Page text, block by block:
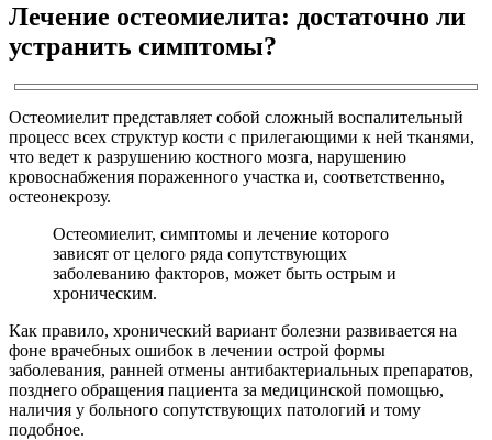
Лечение остеомиелита: достаточно ли
устранить симптомы?
Остеомиелит представляет собой сложный воспалительный
процесс всех структур кости с прилегающими к ней тканями,
что ведет к разрушению костного мозга, нарушению
кровоснабжения пораженного участка и, соответственно,
остеонекрозу.
Остеомиелит, симптомы и лечение которого
зависят от целого ряда сопутствующих
заболеванию факторов, может быть острым и
хроническим.
Как правило, хронический вариант болезни развивается на
фоне врачебных ошибок в лечении острой формы
заболевания, ранней отмены антибактериальных препаратов,
позднего обращения пациента за медицинской помощью,
наличия у больного сопутствующих патологий и тому
подобное.